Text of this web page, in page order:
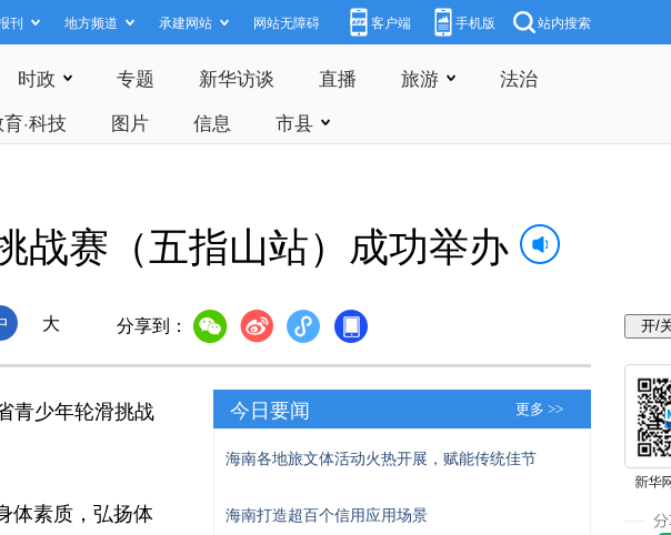
刊 地方频道 承建网站 网站无障碍 客户端 手机版 站内搜索
时政 专题 新华访谈 直播 旅游
法治
·科技 图片 信息 市县
战赛（五指山站）成功举办
大 分享到：
青少年轮滑挑战
素质，弘扬体
今日要闻 更多 >>
海南各地旅文体活动火热开展，赋能传统佳节
海南打造超百个信用应用场景